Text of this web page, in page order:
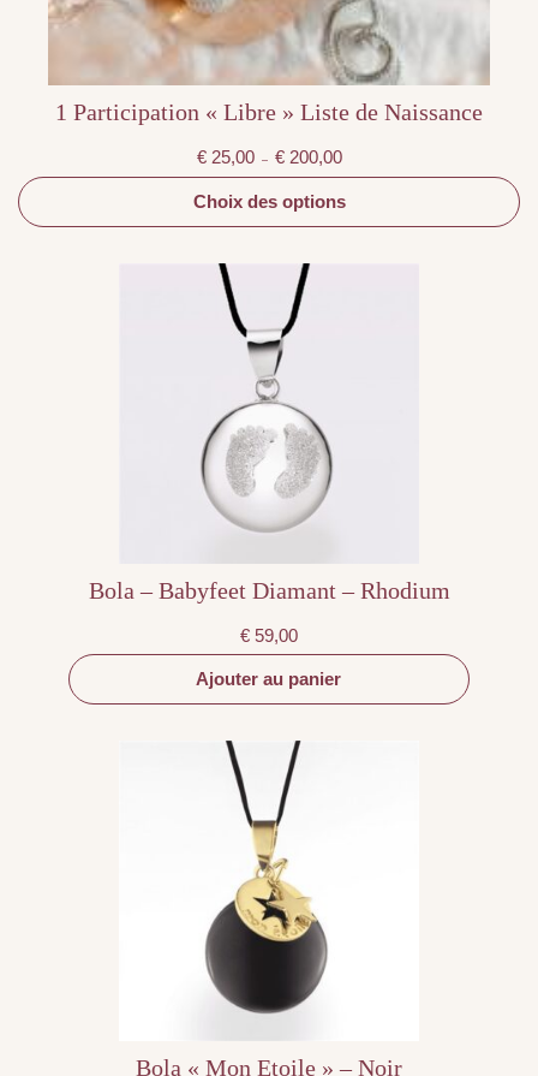
1 Participation « Libre » Liste de Naissance
€25,00 – €200,00Plage
de
prix :
à
Choix des options
du
Bola – Babyfeet Diamant – Rhodium
€ 59,00
Ajouter au panier
Bola « Mon Etoile » – Noir